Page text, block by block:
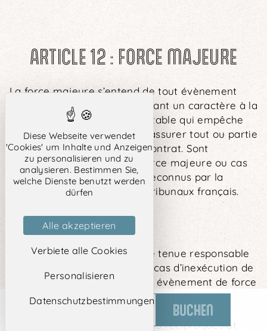
HOTEL BALDI BUCHEN
ARTICLE 12 : FORCE MAJEURE
La force majeure s’entend de tout évènement
extérieur aux parties présentant un caractère à la
fois imprévisible et insurmontable qui empêche
soit le Client, soit l’hôtelier d’assurer tout ou partie
des obligations prévues au contrat. Sont
considérés comme cas de force majeure ou cas
fortuit ceux habituellement reconnus par la
jurisprudence des Cours et Tribunaux français.
Chaque partie ne pourra être tenue responsable
à l’égard de l’autre partie en cas d’inexécution de
ses obligations résultant d’un évènement de force
majeure. Il est expressément convenu que la
force majeure suspend, pour les parties,
l’exécution de leurs obligations réciproques et
Diese Webseite verwendet
'Cookies' um Inhalte und Anzeigen
zu personalisieren und zu
analysieren. Bestimmen Sie,
welche Dienste benutzt werden
dürfen
Alle akzeptieren
Verbiete alle Cookies
Personalisieren
Datenschutzbestimmungen